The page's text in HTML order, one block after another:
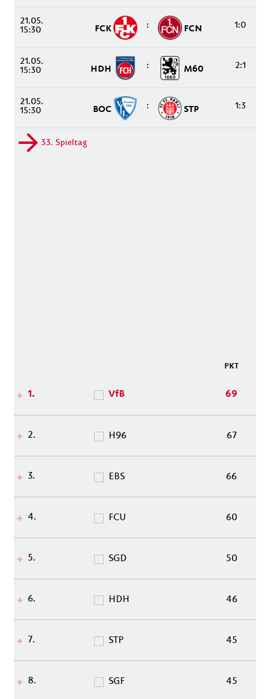
21.05.
15:30 FCK : FCN 1:0
21.05.
15:30 HDH : M60 2:1
21.05.
15:30 BOC : STP 1:3
33. Spieltag
PKT
1. VfB 69
2. H96 67
3. EBS 66
4. FCU 60
5. SGD 50
6. HDH 46
7. STP 45
8. SGF 45